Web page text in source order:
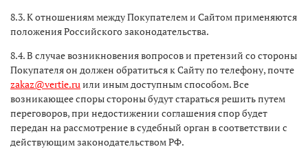
8.3. К отношениям между Покупателем и Сайтом применяются
положения Российского законодательства.
8.4. В случае возникновения вопросов и претензий со стороны
Покупателя он должен обратиться к Сайту по телефону, почте
zakaz@vertie.ru или иным доступным способом. Все
возникающее споры стороны будут стараться решить путем
переговоров, при недостижении соглашения спор будет
передан на рассмотрение в судебный орган в соответствии с
действующим законодательством РФ.